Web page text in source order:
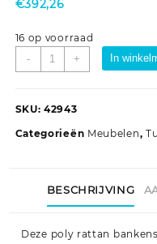
€392,26
16 op voorraad
-
4-
delige
met
poly
aantal
+ In
SKU: 42943
Categorieën Meubelen,
BESCHRIJVING
Deze poly rattan